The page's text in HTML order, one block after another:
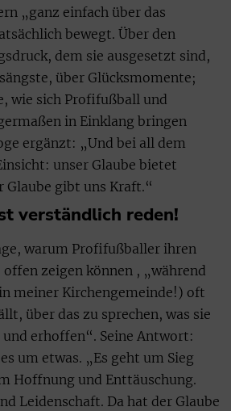
„ganz einfach über das
bewegt. Über den
dem sie ausgesetzt sind,
über Glücksmomente;
wie sich Profifußball und
in Einklang bringen
ergänzt: „Und bei all dem
unser Glaube bietet
Glaube gibt uns Kraft.“
verständlich reden!
warum Profifußballer ihren
offen zeigen können , „während
meiner Kirchengemeinde!) oft
über das zu sprechen, was sie
erhoffen“. Seine Antwort:
um etwas. „Es geht um Sieg
Hoffnung und Enttäuschung.
Leidenschaft. Da hat der Glaube